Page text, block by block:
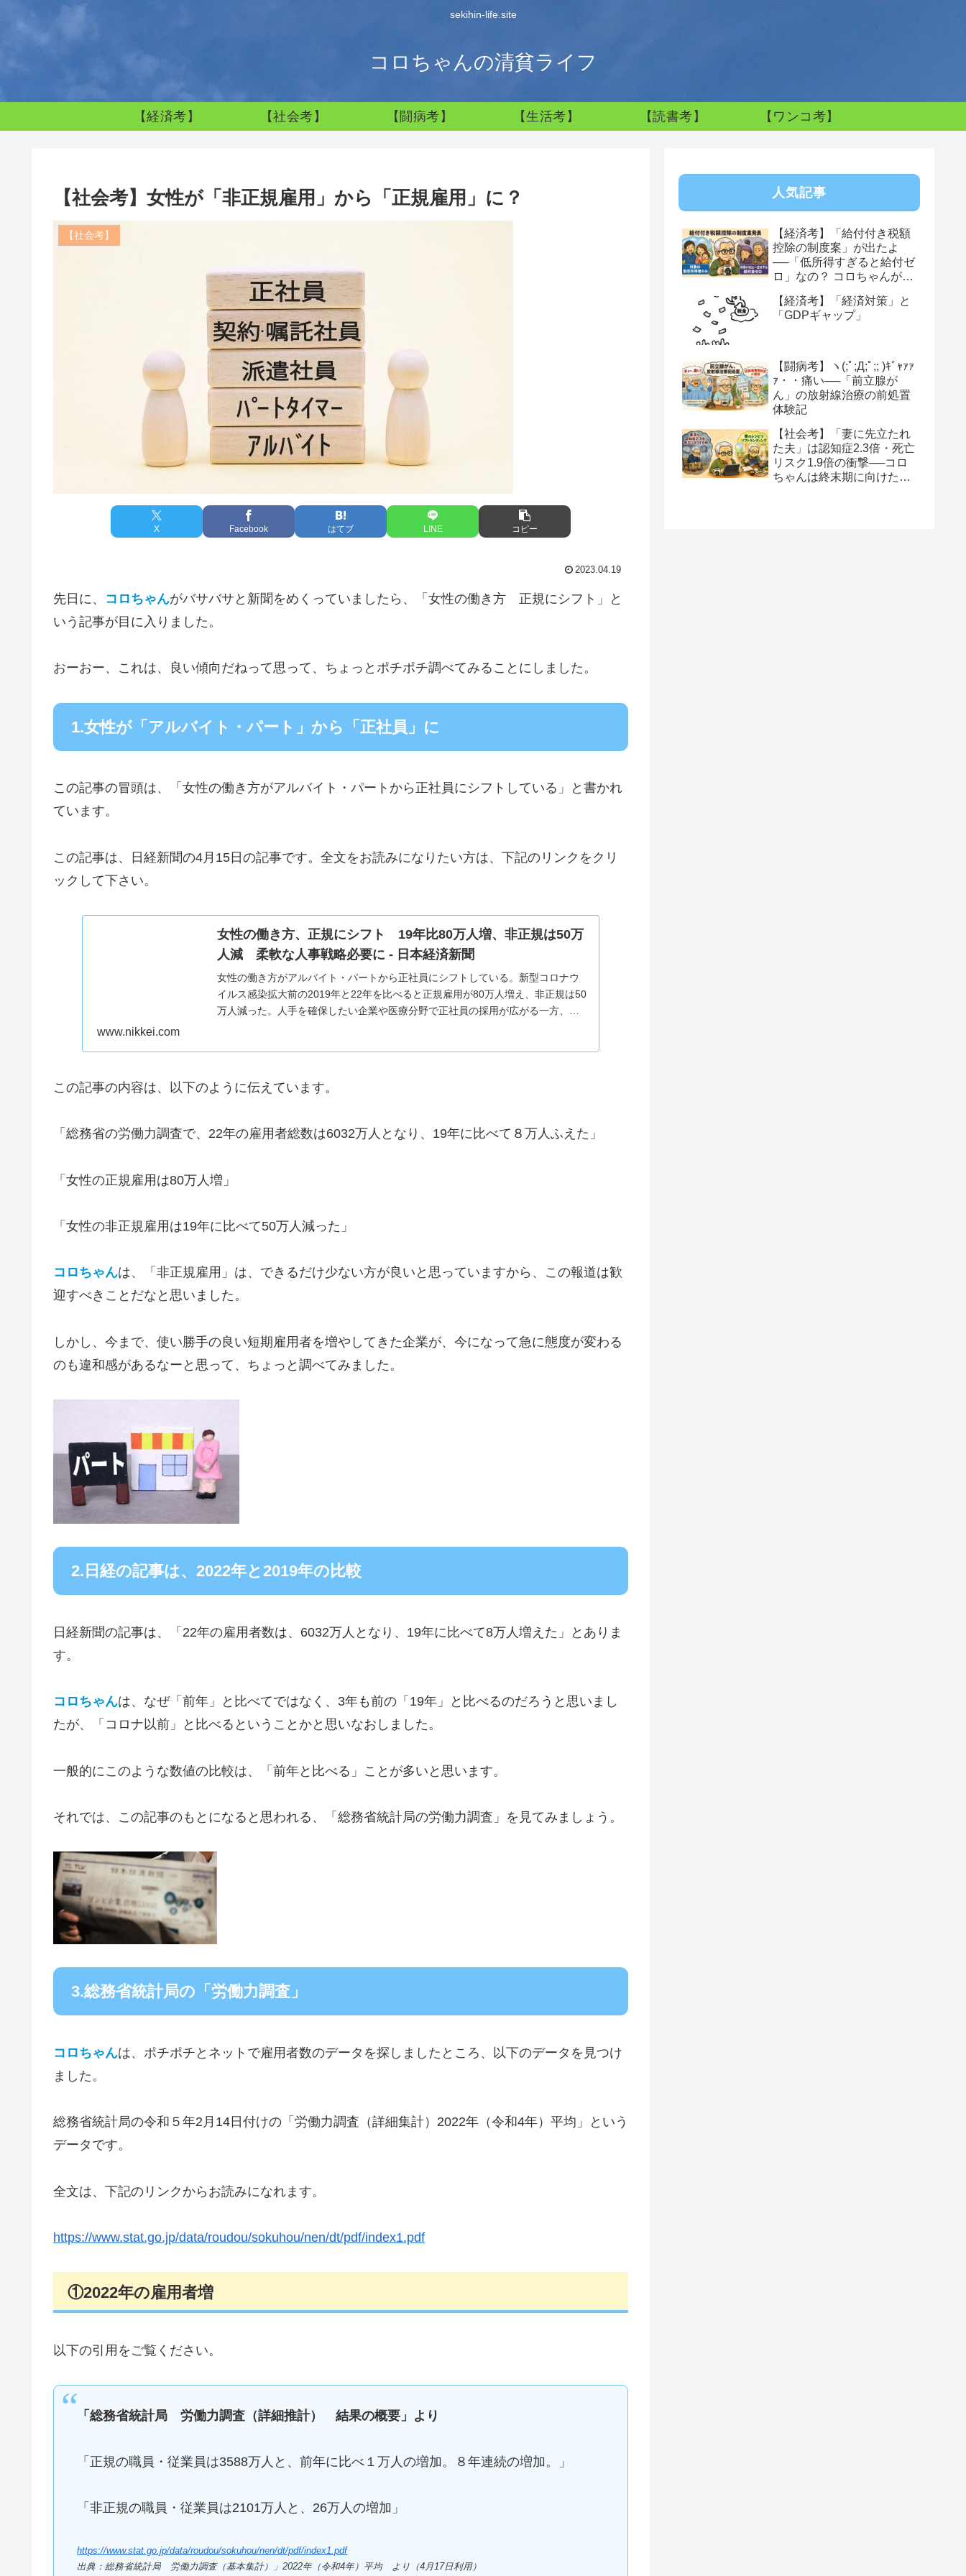
sekihin-life.site
コロちゃんの清貧ライフ
【経済考】 【社会考】 【闘病考】 【生活考】 【読書考】 【ワンコ考】
【社会考】女性が「非正規雇用」から「正規雇用」に？
【社会考】
X Facebook はてブ LINE コピー
2023.04.19
先日に、 コロちゃんがバサバサと新聞をめくっていましたら、「女性の働き方 正規にシフト」と
いう記事が目に入りました。
おーおー、これは、良い傾向だねって思って、ちょっとポチポチ調べてみることにしました。
1.女性が「アルバイト・パート」から「正社員」に
この記事の冒頭は、「女性の働き方がアルバイト・パートから正社員にシフトしている」と書かれ
ています。
この記事は、日経新聞の4月15日の記事です。全文をお読みになりたい方は、下記のリンクをクリ
ックして下さい。
女性の働き方、正規にシフト 19年比80万人増、非正規は50万
人減 柔軟な人事戦略必要に - 日本経済新聞
女性の働き方がアルバイト・パートから正社員にシフトしている。新型コロナウ
イルス感染拡大前の2019年と22年を比べると正規雇用が80万人増え、非正規は50
万人減った。人手を確保したい企業や医療分野で正社員の採用が広がる一方、飲
www.nikkei.com
この記事の内容は、以下のように伝えています。
「総務省の労働力調査で、22年の雇用者総数は6032万人となり、19年に比べて８万人ふえた」
「女性の正規雇用は80万人増」
「女性の非正規雇用は19年に比べて50万人減った」
コロちゃんは、「非正規雇用」は、できるだけ少ない方が良いと思っていますから、この報道は歓
迎すべきことだなと思いました。
しかし、今まで、使い勝手の良い短期雇用者を増やしてきた企業が、今になって急に態度が変わる
のも違和感があるなーと思って、ちょっと調べてみました。
2.日経の記事は、2022年と2019年の比較
日経新聞の記事は、「22年の雇用者数は、6032万人となり、19年に比べて8万人増えた」とありま
す。
コロちゃんは、なぜ「前年」と比べてではなく、3年も前の「19年」と比べるのだろうと思いまし
たが、「コロナ以前」と比べるということかと思いなおしました。
一般的にこのような数値の比較は、「前年と比べる」ことが多いと思います。
それでは、この記事のもとになると思われる、「総務省統計局の労働力調査」を見てみましょう。
3.総務省統計局の「労働力調査」
コロちゃんは、ポチポチとネットで雇用者数のデータを探しましたところ、以下のデータを見つけ
ました。
総務省統計局の令和５年2月14日付けの「労働力調査（詳細集計）2022年（令和4年）平均」という
データです。
全文は、下記のリンクからお読みになれます。
https://www.stat.go.jp/data/roudou/sokuhou/nen/dt/pdf/index1.pdf
①2022年の雇用者増
以下の引用をご覧ください。
「総務省統計局 労働力調査（詳細推計） 結果の概要」より
「正規の職員・従業員は3588万人と、前年に比べ１万人の増加。８年連続の増加。」
「非正規の職員・従業員は2101万人と、26万人の増加」
https://www.stat.go.jp/data/roudou/sokuhou/nen/dt/pdf/index1.pdf
出典：総務省統計局 労働力調査（基本集計）」2022年（令和4年）平均 より（4月17日利用）
人気記事
【経済考】「給付付き税額
控除の制度案」が出たよ
──「低所得すぎると給付ゼ
ロ」なの？ コロちゃんが感
【経済考】「経済対策」と
「GDPギャップ」
【闘病考】ヽ(;ﾟ;Д;ﾟ;; )ｷﾞｬｧｧ
ｧ・・痛い──「前立腺が
ん」の放射線治療の前処置
体験記
【社会考】「妻に先立たれ
た夫」は認知症2.3倍・死亡
リスク1.9倍の衝撃──コロ
ちゃんは終末期に向けたソ